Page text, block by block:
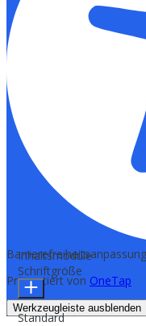
Präsentiert von OneTap
Werkzeugleiste ausblenden
Inhaltsmodule
Schriftgröße
Standard